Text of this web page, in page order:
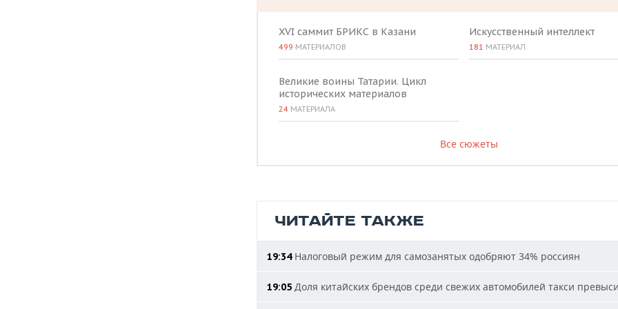
XVI саммит БРИКС в Казани
499 МАТЕРИАЛОВ
Великие воины Татарии. Цикл
исторических материалов
24 МАТЕРИАЛА
Искусственный интеллект
181 МАТЕРИАЛ
Все сюжеты
ЧИТАЙТЕ ТАКЖЕ
19:34Налоговый режим для самозанятых одобряют 34% россиян
19:05 Доля китайских брендов среди свежих автомобилей такси